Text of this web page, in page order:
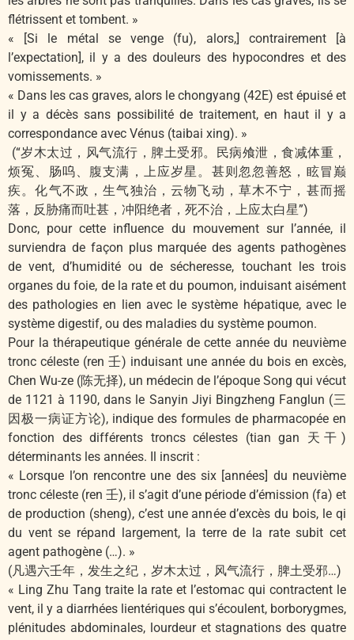
flétrissent et tombent. »
« [Si le métal se venge (fu), alors,] contrairement [à
l’expectation], il y a des douleurs des hypocondres et des
vomissements. »
« Dans les cas graves, alors le chongyang (42E) est épuisé et
il y a décès sans possibilité de traitement, en haut il y a
correspondance avec Vénus (taibai xing). »
(“岁木太过，风气流行，脾土受邪。民病飧泄，食减体重，
烦冤、肠呜、腹支满，上应岁星。甚则忽忽善怒，眩冒巅
疾。化气不政，生气独治，云物飞动，草木不宁，甚而摇
落，反胁痛而吐甚，冲阳绝者，死不治，上应太白星”)
Donc, pour cette influence du mouvement sur l’année, il
surviendra de façon plus marquée des agents pathogènes
de vent, d’humidité ou de sécheresse, touchant les trois
organes du foie, de la rate et du poumon, induisant aisément
des pathologies en lien avec le système hépatique, avec le
système digestif, ou des maladies du système poumon.
Pour la thérapeutique générale de cette année du neuvième
tronc céleste (ren 壬) induisant une année du bois en excès,
Chen Wu-ze (陈无择), un médecin de l’époque Song qui vécut
de 1121 à 1190, dans le Sanyin Jiyi Bingzheng Fanglun (三
因极一病证方论), indique des formules de pharmacopée en
fonction des différents troncs célestes (tian gan 天干)
déterminants les années. Il inscrit :
« Lorsque l’on rencontre une des six [années] du neuvième
tronc céleste (ren 壬), il s’agit d’une période d’émission (fa) et
de production (sheng), c’est une année d’excès du bois, le qi
du vent se répand largement, la terre de la rate subit cet
agent pathogène (…). »
(凡遇六壬年，发生之纪，岁木太过，风气流行，脾土受邪…)
« Ling Zhu Tang traite la rate et l’estomac qui contractent le
vent, il y a diarrhées lientériques qui s’écoulent, borborygmes,
plénitudes abdominales, lourdeur et stagnations des quatre